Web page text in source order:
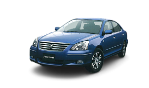
Купить в 1 клик
Сравнение
В избранное
Под заказ